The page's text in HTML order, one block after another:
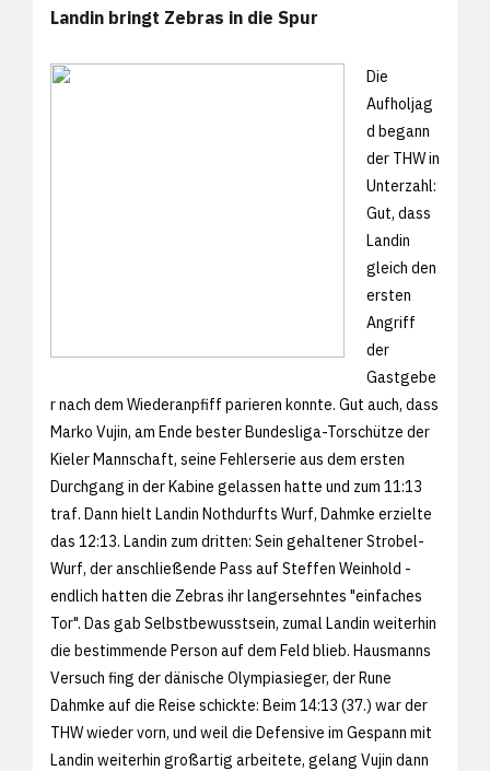
Landin bringt Zebras in die Spur
Die
Aufholjag
d begann
der THW in
Unterzahl:
Gut, dass
Landin
gleich den
ersten
Angriff
der
Gastgebe
r nach dem Wiederanpfiff parieren konnte. Gut auch, dass
Marko Vujin, am Ende bester Bundesliga-Torschütze der
Kieler Mannschaft, seine Fehlerserie aus dem ersten
Durchgang in der Kabine gelassen hatte und zum 11:13
traf. Dann hielt Landin Nothdurfts Wurf, Dahmke erzielte
das 12:13. Landin zum dritten: Sein gehaltener Strobel-
Wurf, der anschließende Pass auf Steffen Weinhold -
endlich hatten die Zebras ihr langersehntes "einfaches
Tor". Das gab Selbstbewusstsein, zumal Landin weiterhin
die bestimmende Person auf dem Feld blieb. Hausmanns
Versuch fing der dänische Olympiasieger, der Rune
Dahmke auf die Reise schickte: Beim 14:13 (37.) war der
THW wieder vorn, und weil die Defensive im Gespann mit
Landin weiterhin großartig arbeitete, gelang Vujin dann